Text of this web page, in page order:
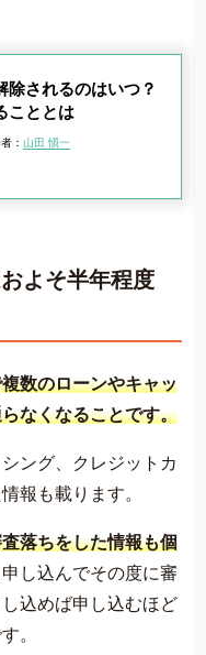
除されるのはいつ？
こととは
： 山田 愼一
よそ半年程度
数のローンやキャッ
なくなることです。
ング、クレジットカ
報も載ります。
落ちをした情報も個
し込んでその度に審
込めば申し込むほど
。